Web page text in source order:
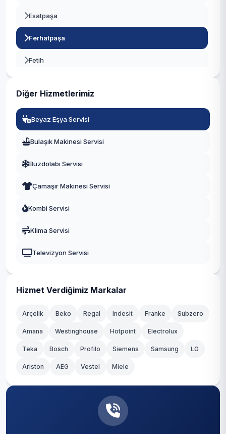
Beylikdüzü
Beyoğlu
Çekmeköy
Esenler
Kağıthane
Kartal
Küçükçekmece
Esatpaşa
Ferhatpaşa
Fetih
Diğer Hizmetlerimiz
Beyaz Eşya Servisi
Bulaşık Makinesi Servisi
Buzdolabı Servisi
Çamaşır Makinesi Servisi
Kombi Servisi
Klima Servisi
Televizyon Servisi
Hizmet Verdiğimiz Markalar
Arçelik Beko Regal Indesit Franke Subzero
Amana Westinghouse Hotpoint Electrolux
Teka Bosch Profilo Siemens Samsung LG
Ariston AEG Vestel Miele